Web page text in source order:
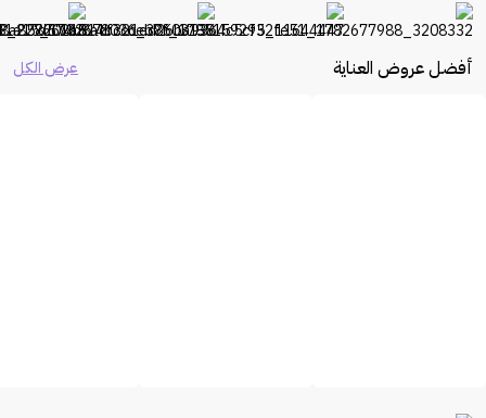
أفضل عروض العناية عرض الكل